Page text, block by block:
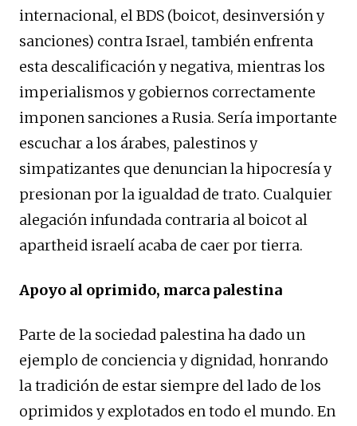
internacional, el BDS (boicot, desinversión y
sanciones) contra Israel, también enfrenta
esta descalificación y negativa, mientras los
imperialismos y gobiernos correctamente
imponen sanciones a Rusia. Sería importante
escuchar a los árabes, palestinos y
simpatizantes que denuncian la hipocresía y
presionan por la igualdad de trato. Cualquier
alegación infundada contraria al boicot al
apartheid israelí acaba de caer por tierra.
Apoyo al oprimido, marca palestina
Parte de la sociedad palestina ha dado un
ejemplo de conciencia y dignidad, honrando
la tradición de estar siempre del lado de los
oprimidos y explotados en todo el mundo. En